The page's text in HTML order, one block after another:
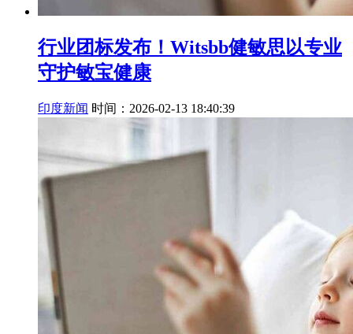
行业团标发布！Witsbb健敏思以专业
守护敏宝健康
印度新闻 时间：2026-02-13 18:40:39